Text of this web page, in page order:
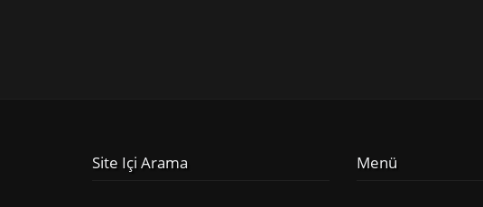
Site Içi Arama Menü